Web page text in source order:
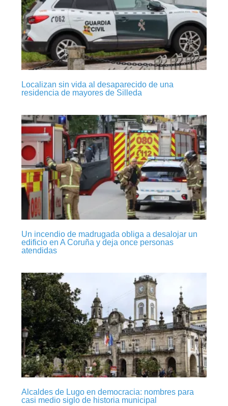
Localizan sin vida al desaparecido de una
residencia de mayores de Silleda
Un incendio de madrugada obliga a desalojar un
edificio en A Coruña y deja once personas
atendidas
Alcaldes de Lugo en democracia: nombres para
casi medio siglo de historia municipal